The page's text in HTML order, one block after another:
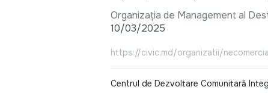
Organizația de Management al
10/03/2025
https://civic.md/organizatii/
Centrul de Dezvoltare Comunitară